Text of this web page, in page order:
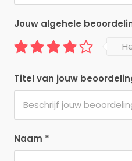
Naam *
Jouw algehele
Titel van jouw